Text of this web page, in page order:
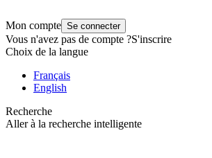
Mon compte Se connecter
Vous n'avez pas de compte ?S'inscrire
Choix de la langue
Français
English
Recherche
Aller à la recherche intelligente